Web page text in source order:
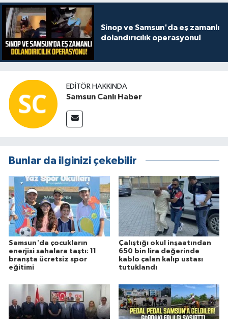
Sinop ve Samsun'da eş zamanlı
dolandırıcılık operasyonu!
EDITÖR HAKKINDA
Samsun Canlı Haber
Bunlar da ilginizi çekebilir
Samsun'da çocukların
enerjisi sahalara taştı: 11
branşta ücretsiz spor
eğitimi
Çalıştığı okul inşaatından
650 bin lira değerinde
kablo çalan kalıp ustası
tutuklandı